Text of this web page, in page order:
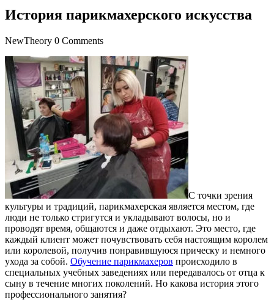
История парикмахерского искусства
NewTheory 0 Comments
С точки зрения
культуры и традиций, парикмахерская является местом, где
люди не только стригутся и укладывают волосы, но и
проводят время, общаются и даже отдыхают. Это место, где
каждый клиент может почувствовать себя настоящим королем
или королевой, получив понравившуюся прическу и немного
ухода за собой. Обучение парикмахеров происходило в
специальных учебных заведениях или передавалось от отца к
сыну в течение многих поколений. Но какова история этого
профессионального занятия?